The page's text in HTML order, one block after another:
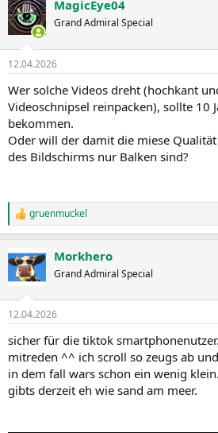
k
t
i
e
:
MagicEye04
Grand Admiral Special
12.04.2026
Wer solche Videos dreht (hochkant
Videoschnipsel reinpacken), sollte 10
bekommen.
Oder will der damit die miese
des Bildschirms nur Balken sind?
R
e
k
t
i
e
:
gruenmuckel
Morkhero
Grand Admiral Special
12.04.2026
sicher für die tiktok
mitreden ^^ ich scroll so zeugs ab
in dem fall wars schon ein wenig
gibts derzeit eh wie sand am meer.